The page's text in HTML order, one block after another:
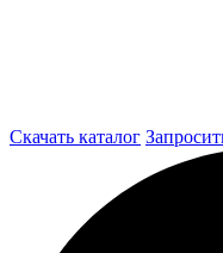
Скачать каталог